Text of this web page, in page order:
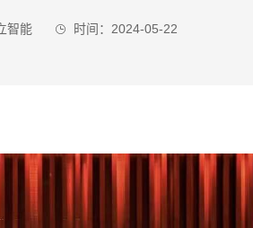
智能 时间：2024-05-22